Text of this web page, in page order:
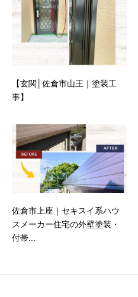
【玄関│佐倉市山王｜塗装工
事】
佐倉市上座｜セキスイ系ハウ
スメーカー住宅の外壁塗装・
付帯...